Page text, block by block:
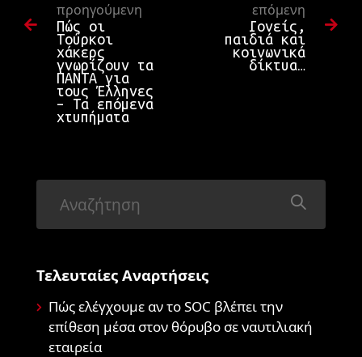
προηγούμενη
Πώς οι
Τούρκοι
χάκερς
γνωρίζουν τα
ΠΑΝΤΑ για
τους Έλληνες
– Τα επόμενα
χτυπήματα
επόμενη
Γονείς,
παιδιά και
κοινωνικά
δίκτυα…
Τελευταίες Αναρτήσεις
Πώς ελέγχουμε αν το SOC βλέπει την
επίθεση μέσα στον θόρυβο σε ναυτιλιακή
εταιρεία